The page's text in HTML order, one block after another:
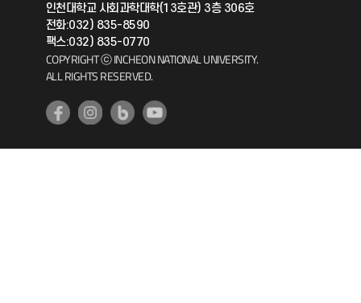
공자아카데미
기초교육원
인천대학교 사회과학대학(13호관) 3층 306호
전화:032) 835-8590
팩스:032) 835-0770
COPYRIGHT ⓒ INCHEON NATIONAL UNIVERSITY.
ALL RIGHTS RESERVED.